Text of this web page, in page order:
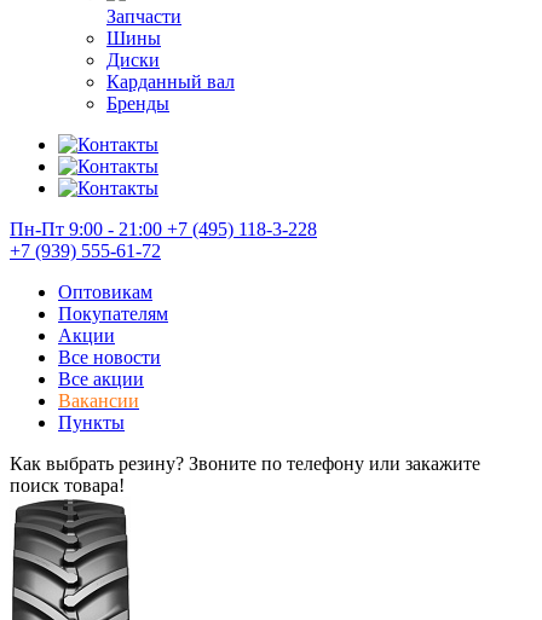
Запчасти
Шины
Диски
Карданный вал
Бренды
Пн-Пт 9:00 - 21:00 +7 (495) 118-3-228
+7 (939) 555-61-72
Оптовикам
Покупателям
Акции
Все новости
Все акции
Вакансии
Пункты
Как выбрать резину? Звоните по телефону или закажите
поиск товара!